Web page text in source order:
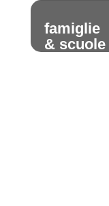
famiglie
& scuole